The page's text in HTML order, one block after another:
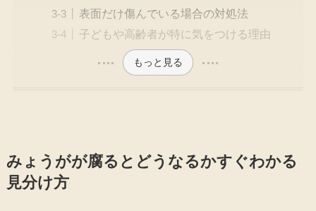
表面だけ傷んでいる場合の対処法
子どもや高齢者が特に気をつける理由
もっと見る
みょうがが腐るとどうなるかすぐわかる
見分け方